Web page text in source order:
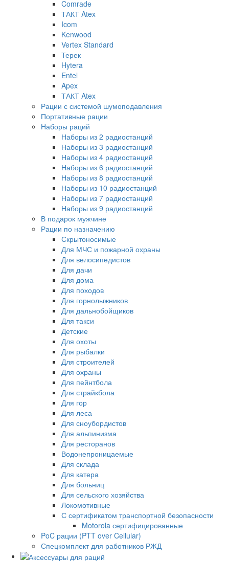
Comrade
ТАКТ Atex
Icom
Kenwood
Vertex Standard
Терек
Hytera
Entel
Apex
ТАКТ Atex
Рации с системой шумоподавления
Портативные рации
Наборы раций
Наборы из 2 радиостанций
Наборы из 3 радиостанций
Наборы из 4 радиостанций
Наборы из 6 радиостанций
Наборы из 8 радиостанций
Наборы из 10 радиостанций
Наборы из 7 радиостанций
Наборы из 9 радиостанций
В подарок мужчине
Рации по назначению
Скрытоносимые
Для МЧС и пожарной охраны
Для велосипедистов
Для дачи
Для дома
Для походов
Для горнолыжников
Для дальнобойщиков
Для такси
Детские
Для охоты
Для рыбалки
Для строителей
Для охраны
Для пейнтбола
Для страйкбола
Для гор
Для леса
Для сноубордистов
Для альпинизма
Для ресторанов
Водонепроницаемые
Для склада
Для катера
Для больниц
Для сельского хозяйства
Локомотивные
С сертификатом транспортной безопасности
Motorola сертифицированные
PoC рации (PTT over Cellular)
Спецкомплект для работников РЖД